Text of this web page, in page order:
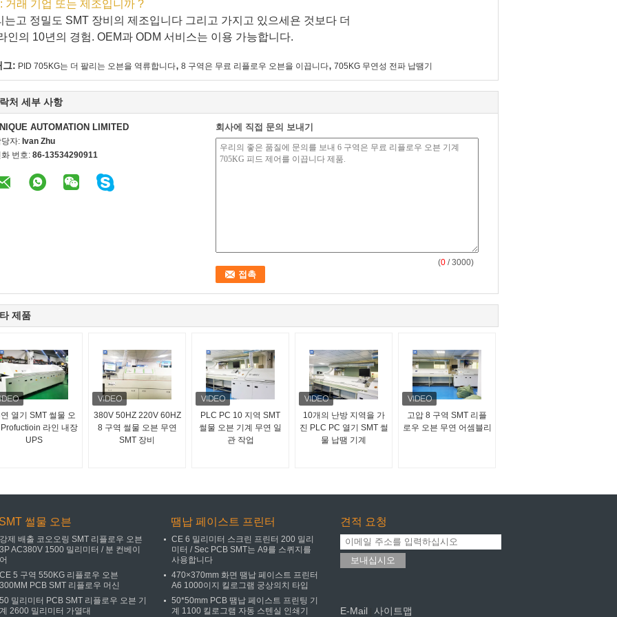
거래 기업 또는 제조입니까 ?
는고 정밀도 SMT 장비의 제조입니다 그리고 가지고 있으세욘 것보다 더
인의 10년의 경험. OEM과 ODM 서비스는 이용 가능합니다.
그: PID 705KG는 더 팔리는 오븐을 역류합니다, 8 구역은 무료 리플로우 오븐을 이끕니다, 705KG 무연성 전파 납땜기
처 세부 사항
AUTOMATION LIMITED
당자: Ivan Zhu
화 번호: 86-13534290911
회사에 직접 문의 보내기
(0 / 3000)
제품
열기 SMT 썰물 오
Profuctioin 라인 내장
UPS
380V 50HZ 220V 60HZ
8 구역 썰물 오븐 무연
SMT 장비
PLC PC 10 지역 SMT
썰물 오븐 기계 무연 일
관 작업
10개의 난방 지역을 가
진 PLC PC 열기 SMT 썰
물 납땜 기계
고압 8 구역 SMT 리플
로우 오븐 무연 어셈블리
SMT 썰물 오븐
강제 배출 코오오링 SMT 리플로우 오븐
3P AC380V 1500 밀리미터 / 분 컨베이
어
CE 5 구역 550KG 리플로우 오븐
300MM PCB SMT 리플로우 머신
50 밀리미터 PCB SMT 리플로우 오븐 기
계 2600 밀리미터 가열대
땜납 페이스트 프린터
CE 6 밀리미터 스크린 프린터 200 밀리
미터 / Sec PCB SMT는 A9를 스퀴지를
사용합니다
470×370mm 화면 땜납 페이스트 프린터
A6 1000이지 킬로그램 궁상의치 타입
50*50mm PCB 땜납 페이스트 프린팅 기
계 1100 킬로그램 자동 스텐실 인쇄기
견적 요청
보내십시오
E-Mail 사이트맵